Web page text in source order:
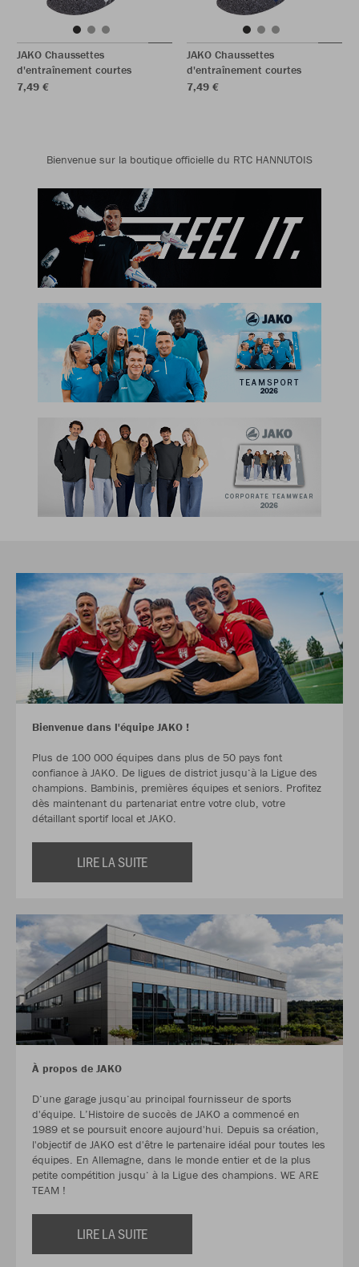
JAKO Chaussettes
d'entraînement courtes
7,49 €
JAKO Chaussettes
d'entraînement courtes
7,49 €
Bienvenue sur la boutique officielle du RTC HANNUTOIS
Bienvenue dans l'équipe JAKO !
Plus de 100 000 équipes dans plus de 50 pays font
confiance à JAKO. De ligues de district jusqu‘à la Ligue des
champions. Bambinis, premières équipes et seniors. Profitez
dès maintenant du partenariat entre votre club, votre
détaillant sportif local et JAKO.
LIRE LA SUITE
À propos de JAKO
D‘une garage jusqu‘au principal fournisseur de sports
d'équipe. L’Histoire de succès de JAKO a commencé en
1989 et se poursuit encore aujourd'hui. Depuis sa création,
l'objectif de JAKO est d'être le partenaire idéal pour toutes les
équipes. En Allemagne, dans le monde entier et de la plus
petite compétition jusqu‘ à la Ligue des champions. WE ARE
TEAM !
LIRE LA SUITE